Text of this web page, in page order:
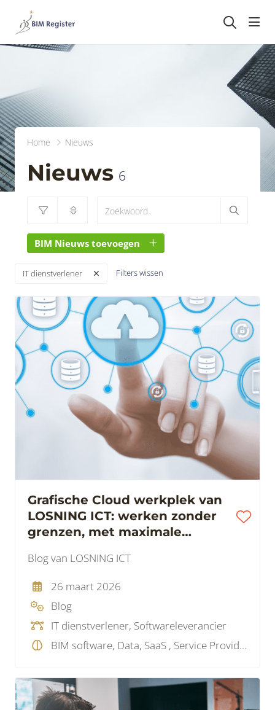
Home Nieuws
Nieuws 6
BIM Nieuws toevoegen
IT dienstverlener Filters wissen
Grafische Cloud werkplek van
LOSNING ICT: werken zonder
grenzen, met maximale
Blog van LOSNING ICT
26 maart 2026
Blog
IT dienstverlener, Softwareleverancier
BIM software, Data, SaaS , Service Provider, Overig